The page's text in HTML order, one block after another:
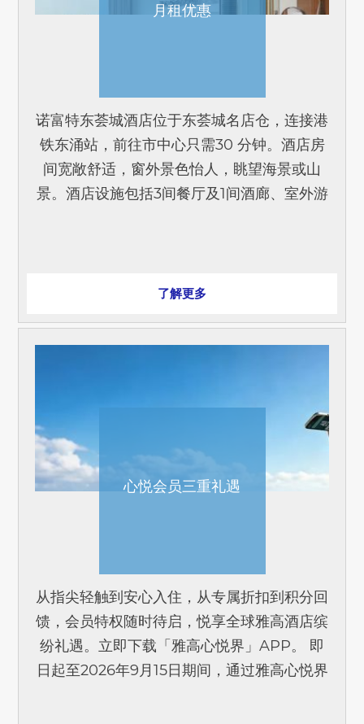
月租优惠
诺富特东荟城酒店位于东荟城名店仓，连接港
铁东涌站，前往市中心只需30 分钟。酒店房
间宽敞舒适，窗外景色怡人，眺望海景或山
景。酒店设施包括3间餐厅及1间酒廊、室外游
了解更多
心悦会员三重礼遇
从指尖轻触到安心入住，从专属折扣到积分回
馈，会员特权随时待启，悦享全球雅高酒店缤
纷礼遇。立即下载「雅高心悦界」APP。 即
日起至2026年9月15日期间，通过雅高心悦界